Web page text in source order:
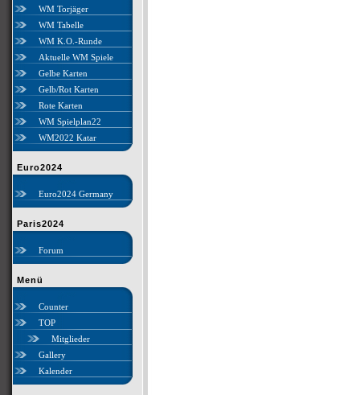
WM Torjäger
WM Tabelle
WM K.O.-Runde
Aktuelle WM Spiele
Gelbe Karten
Gelb/Rot Karten
Rote Karten
WM Spielplan22
WM2022 Katar
Euro2024
Euro2024 Germany
Paris2024
Forum
Menü
Counter
TOP
Mitglieder
Gallery
Kalender